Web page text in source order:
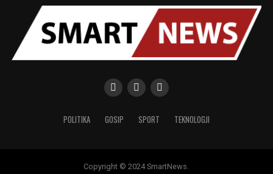
POLITIKA GOSIP SPORT TEKNOLOGJI
Copyright © 2024 SmartNews.